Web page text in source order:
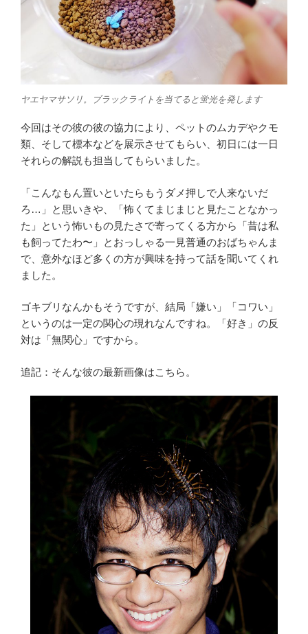
ヤエヤマサソリ。ブラックライトを当てると蛍光を発します
今回はその彼の彼の協力により、ペットのムカデやクモ
類、そして標本などを展示させてもらい、初日には一日
それらの解説も担当してもらいました。
「こんなもん置いといたらもうダメ押しで人来ないだ
ろ…」と思いきや、「怖くてまじまじと見たことなかっ
た」という怖いもの見たさで寄ってくる方から「昔は私
も飼ってたわ〜」とおっしゃる一見普通のおばちゃんま
で、意外なほど多くの方が興味を持って話を聞いてくれ
ました。
ゴキブリなんかもそうですが、結局「嫌い」「コワい」
というのは一定の関心の現れなんですね。「好き」の反
対は「無関心」ですから。
追記：そんな彼の最新画像はこちら。